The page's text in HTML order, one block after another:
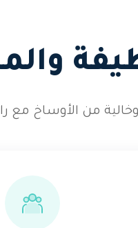
وخالية من الأوساخ مع